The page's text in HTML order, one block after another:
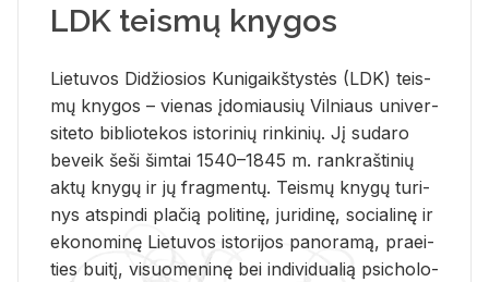
LDK teismų knygos
Lie­tu­vos Di­džio­sios Ku­ni­gaikš­tys­tės (LDK) teis­
mų kny­gos – vie­nas įdo­miau­sių Vil­niaus uni­ver­
si­te­to bi­b­lio­te­kos is­to­ri­nių rin­ki­nių. Jį su­da­ro
be­veik šeši šim­tai 1540–1845 m. rank­raš­ti­nių
aktų kny­gų ir jų frag­men­tų. Teis­mų kny­gų tu­ri­
nys at­spin­di pla­čią po­li­ti­nę, ju­ri­di­nę, so­cia­li­nę ir
eko­no­mi­nę Lie­tu­vos is­to­ri­jos pa­no­ra­mą, pra­ei­
ties bui­tį, vi­suo­me­ni­nę bei in­di­vi­dua­lią psi­cho­lo­